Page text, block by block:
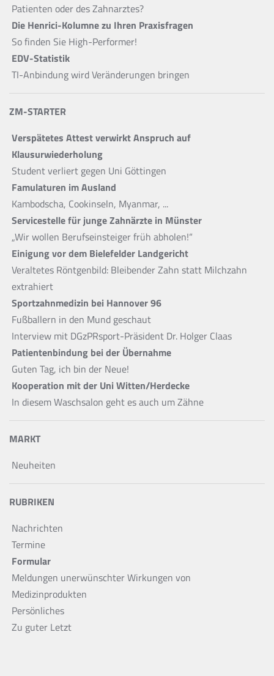
Patienten oder des Zahnarztes?
Die Henrici-Kolumne zu Ihren Praxisfragen
So finden Sie High-Performer!
EDV-Statistik
TI-Anbindung wird Veränderungen bringen
ZM-STARTER
Verspätetes Attest verwirkt Anspruch auf
Klausurwiederholung
Student verliert gegen Uni Göttingen
Famulaturen im Ausland
Kambodscha, Cookinseln, Myanmar, ...
Servicestelle für junge Zahnärzte in Münster
„Wir wollen Berufseinsteiger früh abholen!“
Einigung vor dem Bielefelder Landgericht
Veraltetes Röntgenbild: Bleibender Zahn statt Milchzahn
extrahiert
Sportzahnmedizin bei Hannover 96
Fußballern in den Mund geschaut
Interview mit DGzPRsport-Präsident Dr. Holger Claas
Patientenbindung bei der Übernahme
Guten Tag, ich bin der Neue!
Kooperation mit der Uni Witten/Herdecke
In diesem Waschsalon geht es auch um Zähne
MARKT
Neuheiten
RUBRIKEN
Nachrichten
Termine
Formular
Meldungen unerwünschter Wirkungen von
Medizinprodukten
Persönliches
Zu guter Letzt